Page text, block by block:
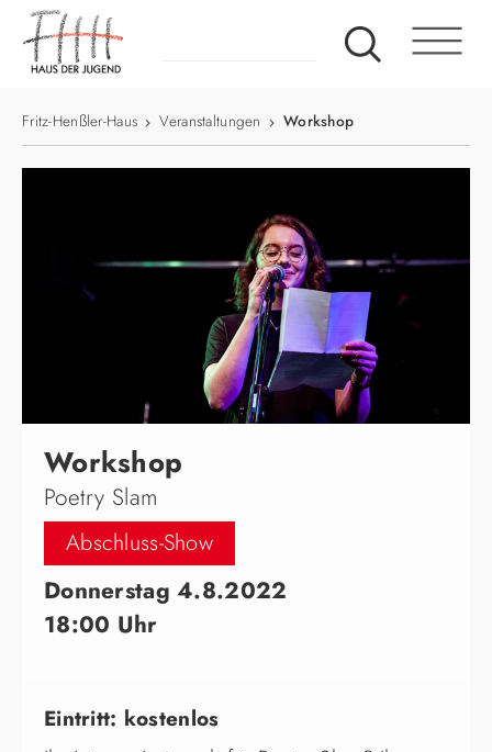
Fritz-Henßler-Haus Veranstaltungen Workshop
Workshop
Poetry Slam
Abschluss-Show
Donnerstag 4.8.2022
18:00 Uhr
Eintritt: kostenlos